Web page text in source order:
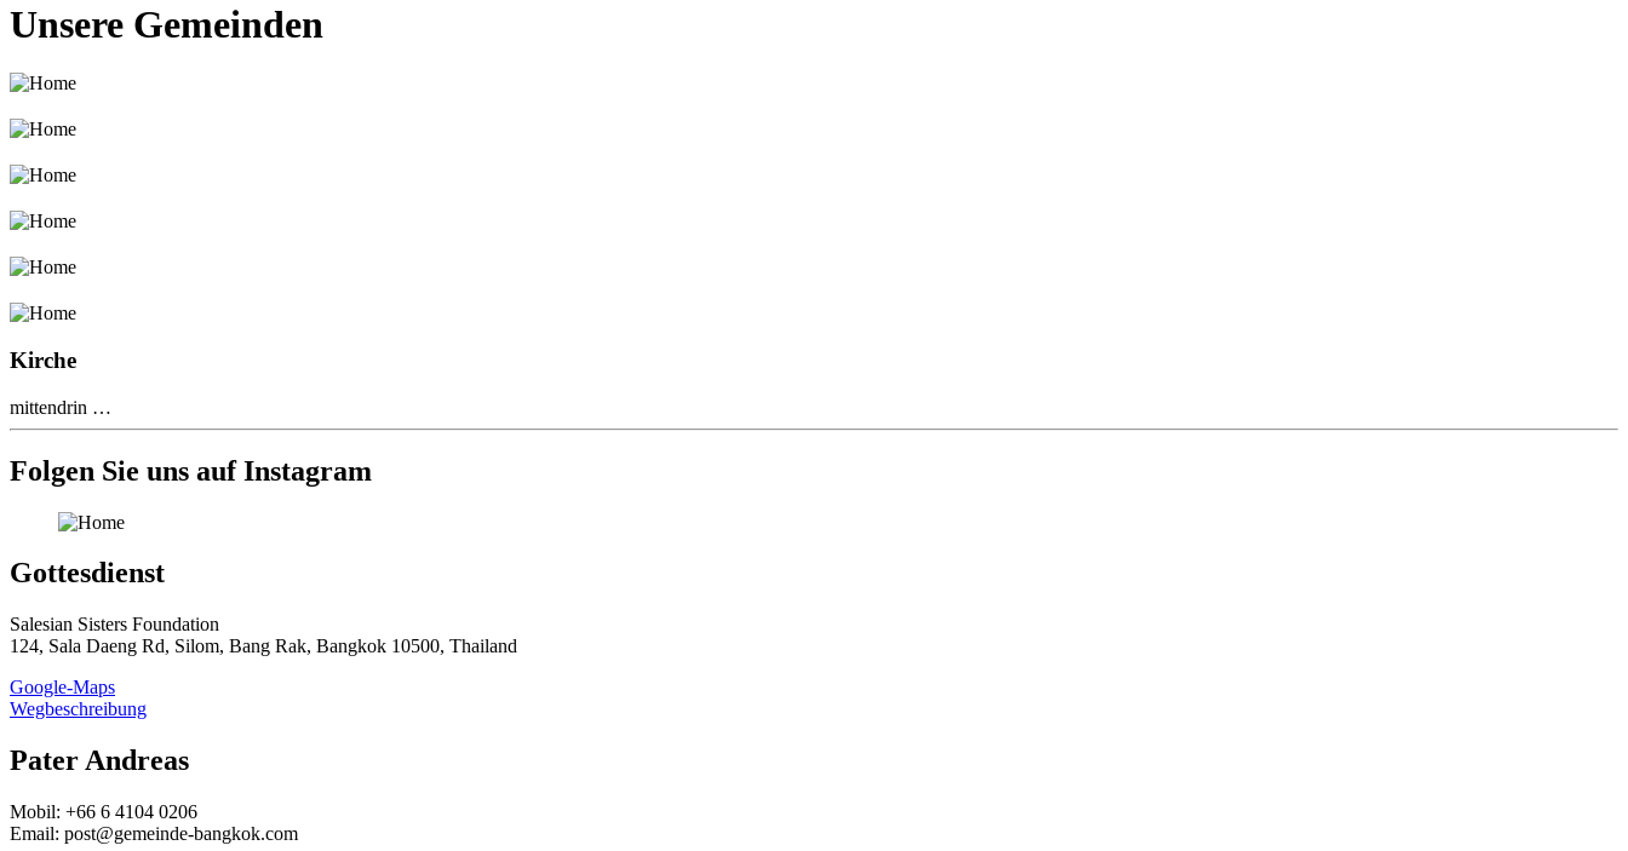
Unsere Gemeinden
Kirche
mittendrin …
Folgen Sie uns auf Instagram
Gottesdienst
Salesian Sisters Foundation
124, Sala Daeng Rd, Silom, Bang Rak, Bangkok 10500, Thailand
Google-Maps
Wegbeschreibung
Pater Andreas
Mobil: +66 6 4104 0206
Email: post@gemeinde-bangkok.com